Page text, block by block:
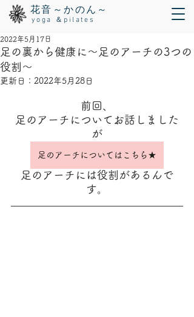
花音～かのん～
yoga ＆pilates
足の裏から健康に～足のアーチの3つの
役割～
2022年5月17日
更新日： 2022年5月28日
前回、
足のアーチについてお話しました
が
足のアーチについてはこちら★
足のアーチには役割があるんで
す。